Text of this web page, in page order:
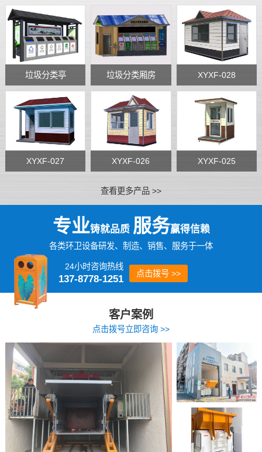
垃圾分类亭 垃圾分类厢房 XYXF-028
XYXF-027 XYXF-026 XYXF-025
查看更多产品 >>
专业铸就品质 服务赢得信赖
各类环卫设备研发、制造、销售、服务于一体
24小时咨询热线
137-8778-1251 点击拨号 >>
客户案例
点击拨号立即咨询 >>